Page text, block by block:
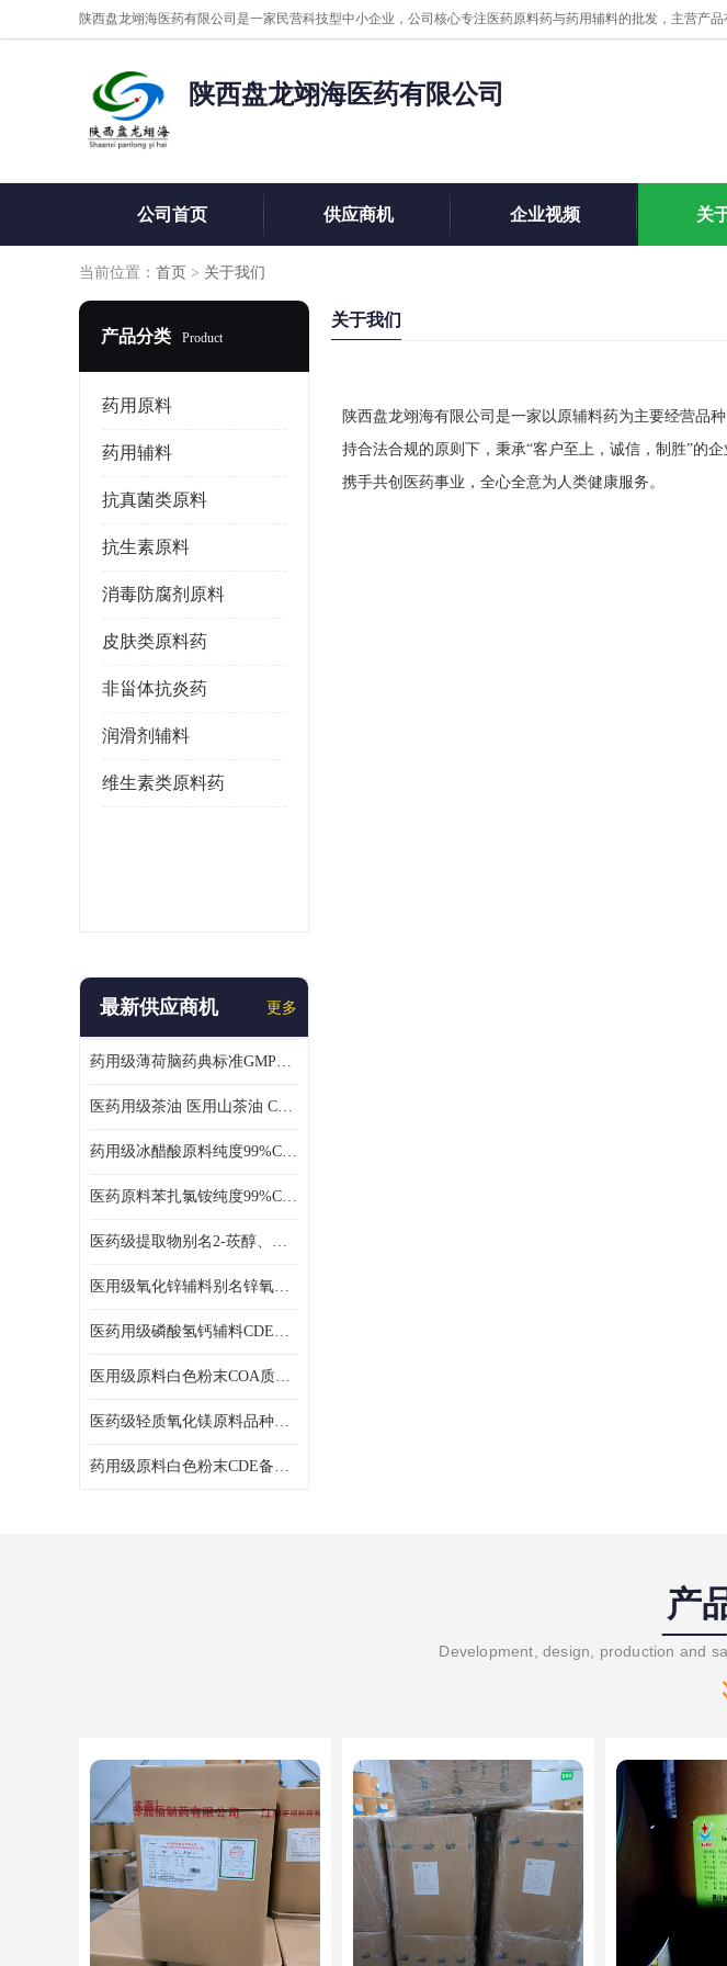
陕西盘龙翊海医药有限公司
公司首页 供应商机 企业视频 关
当前位置： 首页 > 关于我们
产品分类 Product
药用原料
药用辅料
抗真菌类原料
抗生素原料
消毒防腐剂原料
皮肤类原料药
非甾体抗炎药
润滑剂辅料
维生素类原料药
最新供应商机 更多
药用级薄荷脑药典标准GMP工厂
医药用级茶油 医用山茶油 COA质检 价格优 原料药
药用级冰醋酸原料纯度99%CDE备案COA质检
医药原料苯扎氯铵纯度99%CDE备案500g/瓶
医药级提取物别名2-莰醇、龙脑1kg/袋
医用级氧化锌辅料别名锌氧粉CDE备案cas1314-13-2
医药用级磷酸氢钙辅料CDE备案CAS7757-93-9
医用级原料白色粉末COA质检同行CAS113-92-8
医药级轻质氧化镁原料品种多 有 质量好GMP认证 CDE备案
药用级原料白色粉末CDE备案cas56-75-7
关于我们
陕西盘龙翊海有限公司是一家以原辅料药为主要经营品
持合法合规的原则下，秉承“客户至上，诚信，制胜”的
携手共创医药事业，全心全意为人类健康服务。
产
Development, design, production and